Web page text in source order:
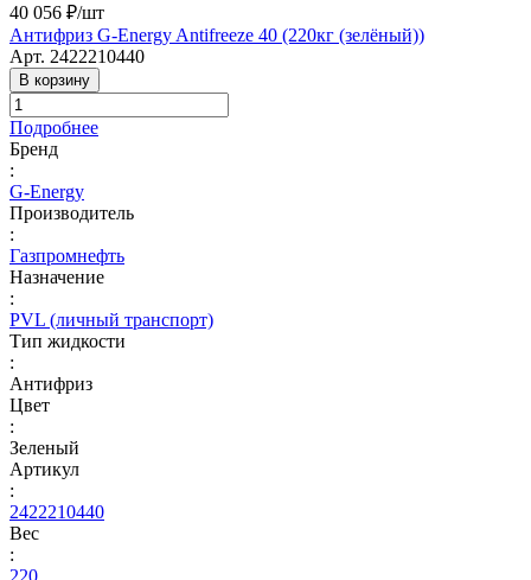
40 056 ₽/шт
Антифриз G-Energy Antifreeze 40 (220кг (зелёный))
Арт. 2422210440
В корзину
Подробнее
Бренд
:
G-Energy
Производитель
:
Газпромнефть
Назначение
:
PVL (личный транспорт)
Тип жидкости
:
Антифриз
Цвет
:
Зеленый
Артикул
:
2422210440
Вес
:
220